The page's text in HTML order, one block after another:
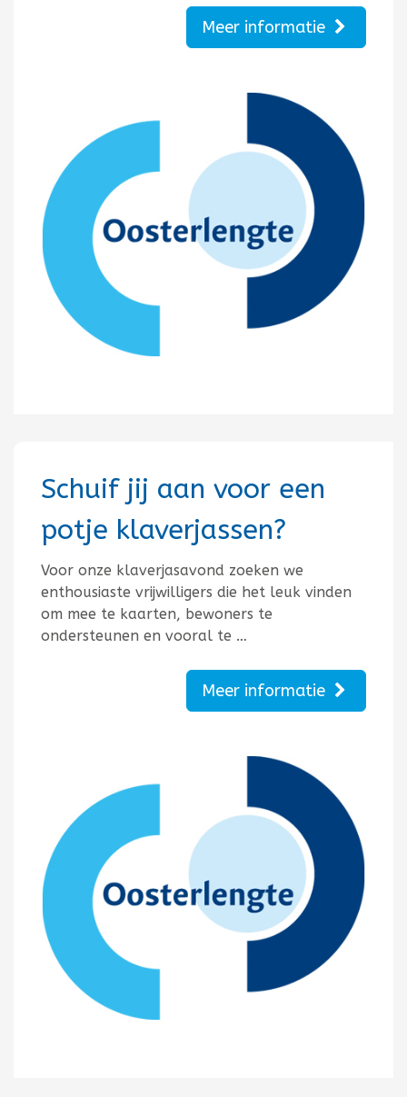
Meer informatie
Schuif jij aan voor een
potje klaverjassen?
Voor onze klaverjasavond zoeken we
enthousiaste vrijwilligers die het leuk vinden
om mee te kaarten, bewoners te
ondersteunen en vooral te …
Meer informatie